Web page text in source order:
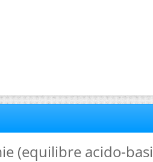
(equilibre acido-